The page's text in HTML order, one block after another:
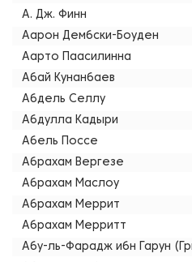
А. Дж. Финн
Аарон Дембски-Боуден
Аарто Паасилинна
Абай Кунанбаев
Абдель Селлу
Абдулла Кадыри
Абель Поссе
Абрахам Вергезе
Абрахам Маслоу
Абрахам Меррит
Абрахам Мерритт
Абу-ль-Фарадж ибн Гарун